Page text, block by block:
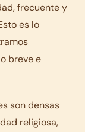
frecuente y
es lo
breve e
son densas
religiosa,